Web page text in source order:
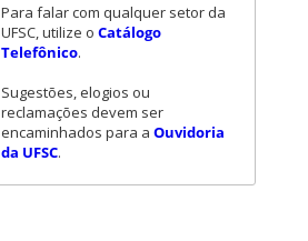
Para falar com qualquer setor da
UFSC, utilize o Catálogo
Telefônico.
Sugestões, elogios ou
reclamações devem ser
encaminhados para a Ouvidoria
da UFSC.